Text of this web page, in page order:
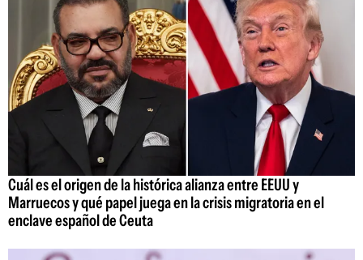
Cuál es el origen de la histórica alianza entre EEUU y
Marruecos y qué papel juega en la crisis migratoria en el
enclave español de Ceuta